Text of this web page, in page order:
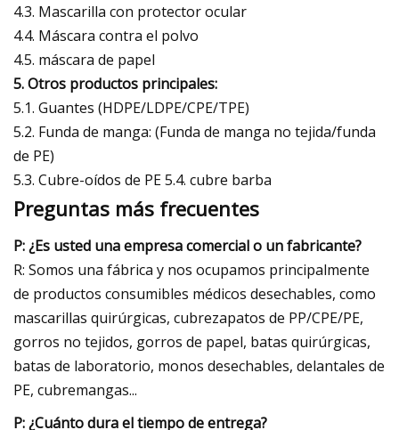
4.3. Mascarilla con protector ocular
4.4. Máscara contra el polvo
4.5. máscara de papel
5. Otros productos principales:
5.1. Guantes (HDPE/LDPE/CPE/TPE)
5.2. Funda de manga: (Funda de manga no tejida/funda
de PE)
5.3. Cubre-oídos de PE 5.4. cubre barba
Preguntas más frecuentes
P: ¿Es usted una empresa comercial o un fabricante?
R: Somos una fábrica y nos ocupamos principalmente
de productos consumibles médicos desechables, como
mascarillas quirúrgicas, cubrezapatos de PP/CPE/PE,
gorros no tejidos, gorros de papel, batas quirúrgicas,
batas de laboratorio, monos desechables, delantales de
PE, cubremangas...
P: ¿Cuánto dura el tiempo de entrega?